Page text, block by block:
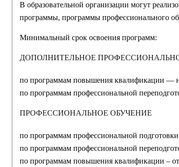
В образовательной организации могут
программы, программы профессионального
Минимальный срок освоения программ:
ДОПОЛНИТЕЛЬНОЕ
по программам повышения квалификации —
по программам профессиональной
ПРОФЕССИОНАЛЬНОЕ ОБУЧЕНИЕ
по программам профессиональной подготовки
по программам профессиональной
по программам повышения квалификации – от